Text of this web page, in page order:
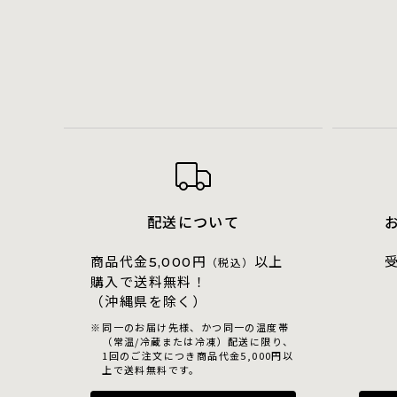
配送について
商品代金5,000 円 （税込） 以上
購入で送料無料！
（沖縄県を除く）
同一のお届け先様、かつ同一の温度帯
（常温/冷蔵または冷凍）配送に限り、
1回のご注文につき商品代金5,000円以
上で送料無料です。